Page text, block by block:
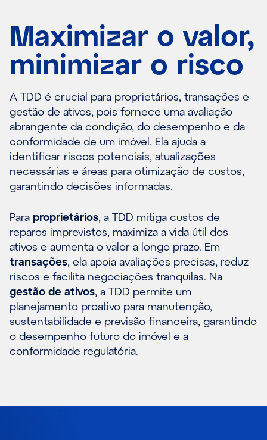
Maximizar o valor,
minimizar o risco
A TDD é crucial para proprietários, transações e
gestão de ativos, pois fornece uma avaliação
abrangente da condição, do desempenho e da
conformidade de um imóvel. Ela ajuda a
identificar riscos potenciais, atualizações
necessárias e áreas para otimização de custos,
garantindo decisões informadas.
Para proprietários, a TDD mitiga custos de
reparos imprevistos, maximiza a vida útil dos
ativos e aumenta o valor a longo prazo. Em
transações, ela apoia avaliações precisas, reduz
riscos e facilita negociações tranquilas. Na
gestão de ativos, a TDD permite um
planejamento proativo para manutenção,
sustentabilidade e previsão financeira, garantindo
o desempenho futuro do imóvel e a
conformidade regulatória.